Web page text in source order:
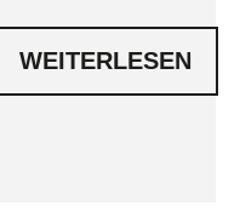
WEITERLESEN